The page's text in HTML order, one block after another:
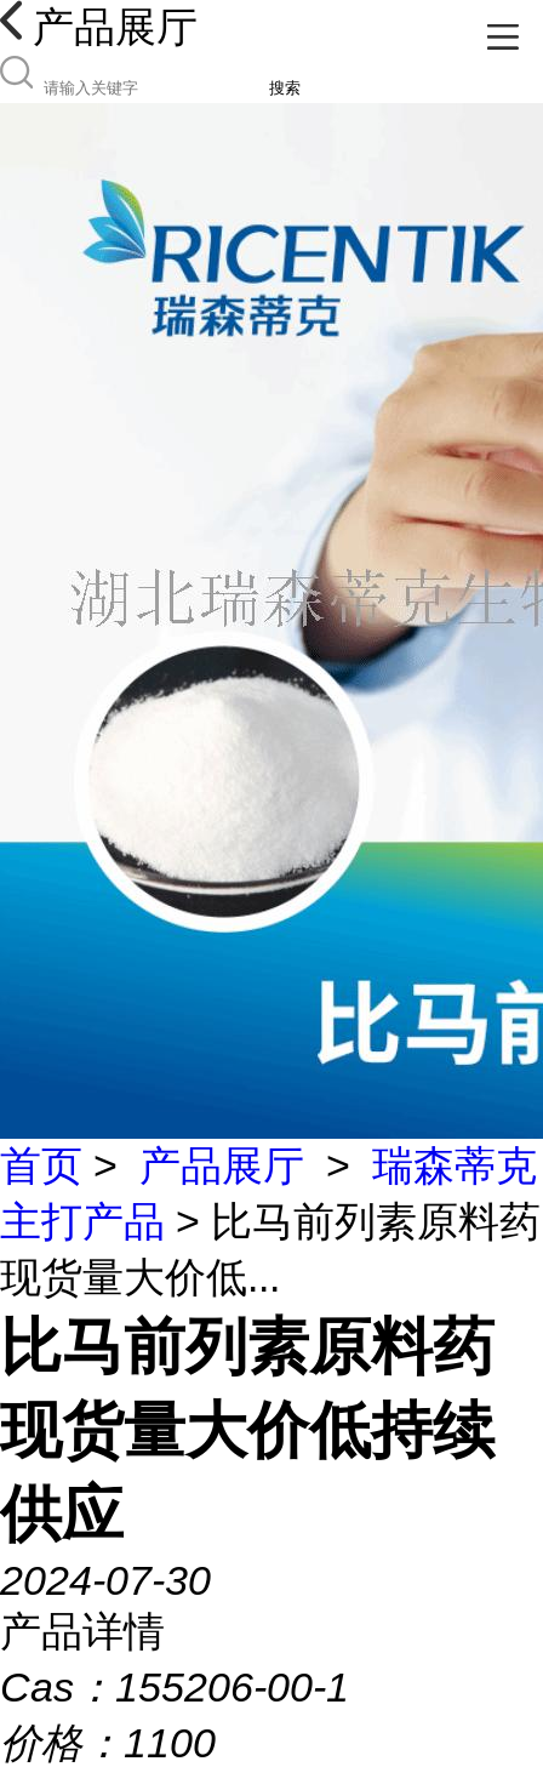
产品展厅
搜索
首页 > 产品展厅 > 瑞森蒂克
主打产品 > 比马前列素原料药
现货量大价低...
比马前列素原料药
现货量大价低持续
供应
2024-07-30
产品详情
Cas： 155206-00-1
价格： 1100